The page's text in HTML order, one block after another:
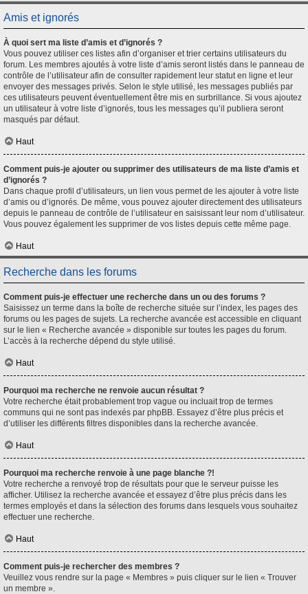
Amis et ignorés
À quoi sert ma liste d’amis et d’ignorés ?
Vous pouvez utiliser ces listes afin d’organiser et trier certains utilisateurs du
forum. Les membres ajoutés à votre liste d’amis seront listés dans le panneau de
contrôle de l’utilisateur afin de consulter rapidement leur statut en ligne et leur
envoyer des messages privés. Selon le style utilisé, les messages publiés par
ces utilisateurs peuvent éventuellement être mis en surbrillance. Si vous ajoutez
un utilisateur à votre liste d’ignorés, tous les messages qu’il publiera seront
masqués par défaut.
Haut
Comment puis-je ajouter ou supprimer des utilisateurs de ma liste d’amis et
d’ignorés ?
Dans chaque profil d’utilisateurs, un lien vous permet de les ajouter à votre liste
d’amis ou d’ignorés. De même, vous pouvez ajouter directement des utilisateurs
depuis le panneau de contrôle de l’utilisateur en saisissant leur nom d’utilisateur.
Vous pouvez également les supprimer de vos listes depuis cette même page.
Haut
Recherche dans les forums
Comment puis-je effectuer une recherche dans un ou des forums ?
Saisissez un terme dans la boîte de recherche située sur l’index, les pages des
forums ou les pages de sujets. La recherche avancée est accessible en cliquant
sur le lien « Recherche avancée » disponible sur toutes les pages du forum.
L’accès à la recherche dépend du style utilisé.
Haut
Pourquoi ma recherche ne renvoie aucun résultat ?
Votre recherche était probablement trop vague ou incluait trop de termes
communs qui ne sont pas indexés par phpBB. Essayez d’être plus précis et
d’utiliser les différents filtres disponibles dans la recherche avancée.
Haut
Pourquoi ma recherche renvoie à une page blanche ?!
Votre recherche a renvoyé trop de résultats pour que le serveur puisse les
afficher. Utilisez la recherche avancée et essayez d’être plus précis dans les
termes employés et dans la sélection des forums dans lesquels vous souhaitez
effectuer une recherche.
Haut
Comment puis-je rechercher des membres ?
Veuillez vous rendre sur la page « Membres » puis cliquer sur le lien « Trouver
un membre ».